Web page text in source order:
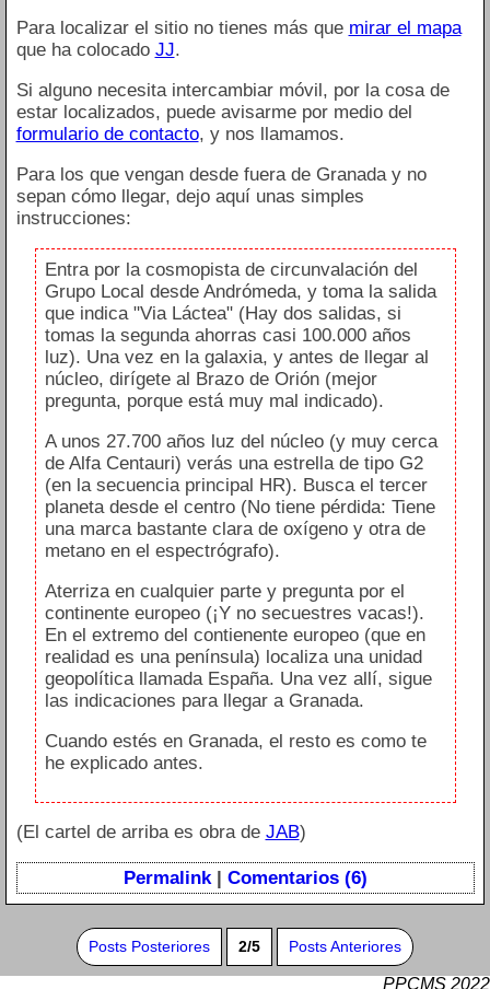
Para localizar el sitio no tienes más que mirar el mapa
que ha colocado JJ.
Si alguno necesita intercambiar móvil, por la cosa de
estar localizados, puede avisarme por medio del
formulario de contacto, y nos llamamos.
Para los que vengan desde fuera de Granada y no
sepan cómo llegar, dejo aquí unas simples
instrucciones:
Entra por la cosmopista de circunvalación del
Grupo Local desde Andrómeda, y toma la salida
que indica "Via Láctea" (Hay dos salidas, si
tomas la segunda ahorras casi 100.000 años
luz). Una vez en la galaxia, y antes de llegar al
núcleo, dirígete al Brazo de Orión (mejor
pregunta, porque está muy mal indicado).
A unos 27.700 años luz del núcleo (y muy cerca
de Alfa Centauri) verás una estrella de tipo G2
(en la secuencia principal HR). Busca el tercer
planeta desde el centro (No tiene pérdida: Tiene
una marca bastante clara de oxígeno y otra de
metano en el espectrógrafo).
Aterriza en cualquier parte y pregunta por el
continente europeo (¡Y no secuestres vacas!).
En el extremo del contienente europeo (que en
realidad es una península) localiza una unidad
geopolítica llamada España. Una vez allí, sigue
las indicaciones para llegar a Granada.
Cuando estés en Granada, el resto es como te
he explicado antes.
(El cartel de arriba es obra de JAB)
Permalink| Comentarios (6)
Posts Posteriores 2/5 Posts Anteriores
PPCMS 2022